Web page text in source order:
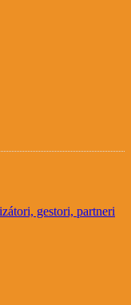
gestori, partneri